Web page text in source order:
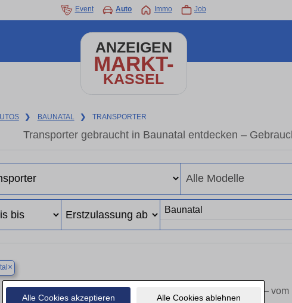
Alle Cookies akzeptieren Alle Cookies ablehnen
Event Auto Immo Job
ANZEIGEN
MARKT-
KASSEL
❯ BAUNATAL ❯ TRANSPORTER
Transporter gebraucht in Baunatal entdecken –
×
Finden Sie in Baunatal Ihren gebrauchten Transporter –